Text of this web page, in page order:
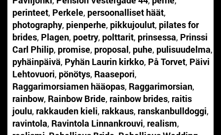
perinteet, Perkele, persoonalliset häät,
photography, pienperhe, pikkujoulut, pilates for
brides, Plagen, poetry, polttarit, prinsessa, Prinssi
Carl Philip, promise, proposal, puhe, pulisuudelma,
pyhäinpäivä, Pyhän Laurin kirkko, På Torvet, Päivi
Lehtovuori, pönötys, Raasepori,
Raggarimorsiamen hääopas, Raggarimorsian,
rainbow, Rainbow Bride, rainbow brides, raitis
joulu, rakkauden kieli, rakkaus, ranskanbulldoggi,
ravintola, Ravintola Linnankrouvi, realism,